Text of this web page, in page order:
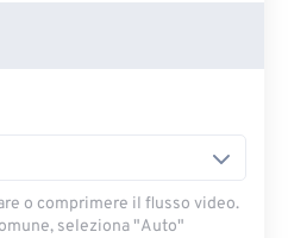
o comprimere il flusso video.
seleziona "Auto"